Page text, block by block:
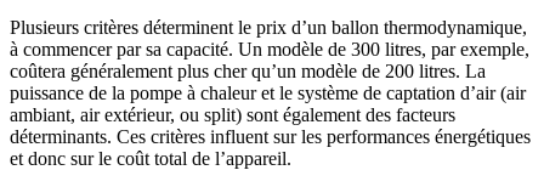
Plusieurs critères déterminent le prix d’un ballon thermodynamique,
à commencer par sa capacité. Un modèle de 300 litres, par exemple,
coûtera généralement plus cher qu’un modèle de 200 litres. La
puissance de la pompe à chaleur et le système de captation d’air (air
ambiant, air extérieur, ou split) sont également des facteurs
déterminants. Ces critères influent sur les performances énergétiques
et donc sur le coût total de l’appareil.